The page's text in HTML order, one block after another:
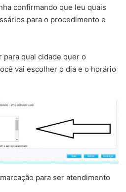
confirmando que leu quais
para o procedimento e
para qual cidade quer o
vai escolher o dia e o horário
para ser atendimento